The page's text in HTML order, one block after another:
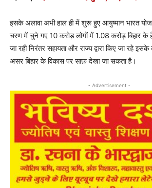
इसके अलावा अभी हाल ही में शुरू हुए आयुष्मान भारत
चरण में चुने गए 10 करोड़ लोगों में 1.08 करोड़ बिहार के
जा रही निरंतर सहायता और राज्य द्वारा किए जा रहे
असर बिहार के विकास पर साफ़ देखा जा सकता है।
- Advertisement -